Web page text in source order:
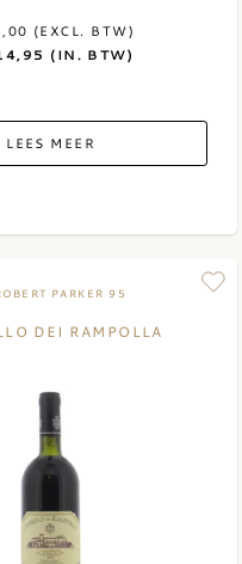
(EXCL. BTW)
(IN. BTW)
LEES MEER
PARKER 95
DEI RAMPOLLA